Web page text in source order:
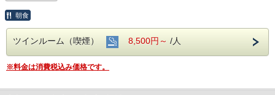
100%
●軽朝食付きのプランのみとなります。
※ご利用時間：朝6:30～8:30(最終入場)
●駐車料金は一律\300/1台1泊となります。
大型車等でお越しの方は、ご要望欄にその旨記載をお
願いします。
朝食
ツインルーム（喫煙） 8,500円～ /人
※料金は消費税込み価格です。